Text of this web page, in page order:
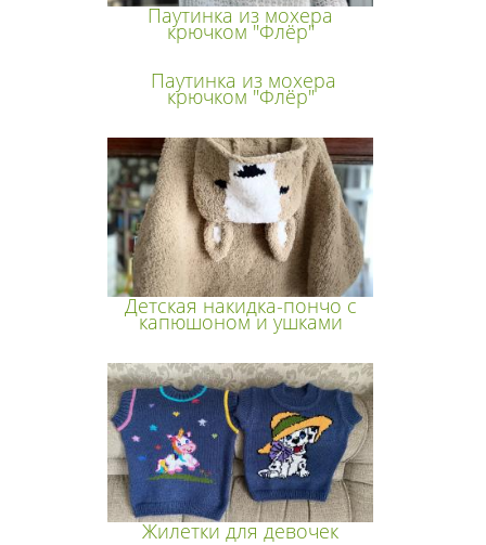
Паутинка из мохера
крючком "Флёр"
Паутинка из мохера
крючком "Флёр"
Детская накидка-пончо с
капюшоном и ушками
Жилетки для девочек